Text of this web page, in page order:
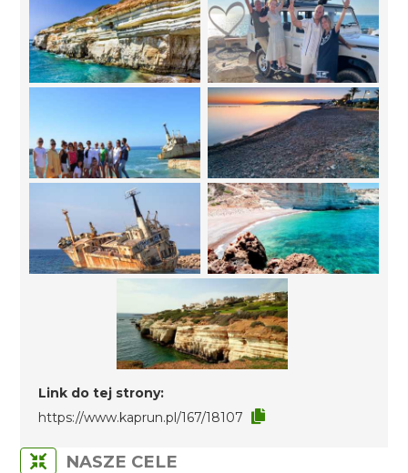
Link do tej strony:
https://www.kaprun.pl/167/18107
NASZE CELE